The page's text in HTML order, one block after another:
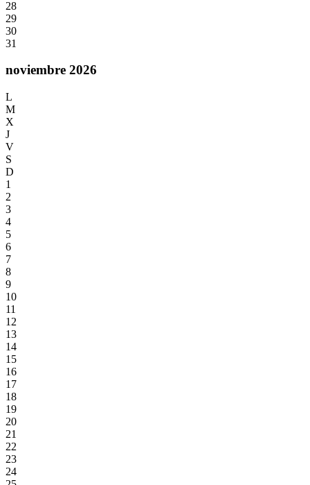
28
29
30
31
noviembre 2026
L
M
X
J
V
S
D
1
2
3
4
5
6
7
8
9
10
11
12
13
14
15
16
17
18
19
20
21
22
23
24